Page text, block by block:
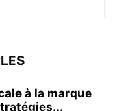
à la marque